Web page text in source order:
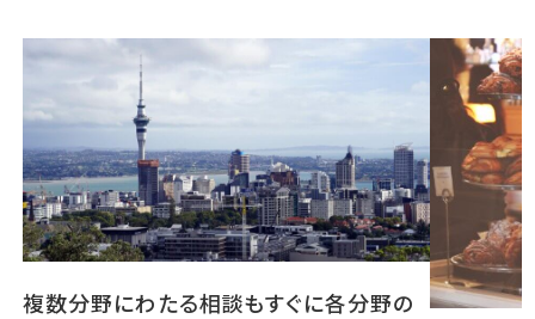
複数分野にわたる相談もすぐに各分野の